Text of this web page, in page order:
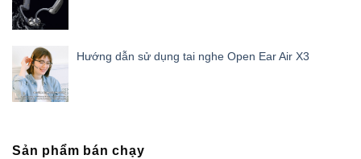
Hướng dẫn sử dụng tai nghe Open Ear Air X3
Sản phẩm bán chạy